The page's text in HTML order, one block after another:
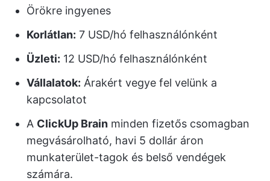
Örökre ingyenes
Korlátlan: 7 USD/hó felhasználónként
Üzleti: 12 USD/hó felhasználónként
Vállalatok: Árakért vegye fel velünk a
kapcsolatot
A ClickUp Brain minden fizetős csomagban
megvásárolható, havi 5 dollár áron
munkaterület-tagok és belső vendégek
számára.